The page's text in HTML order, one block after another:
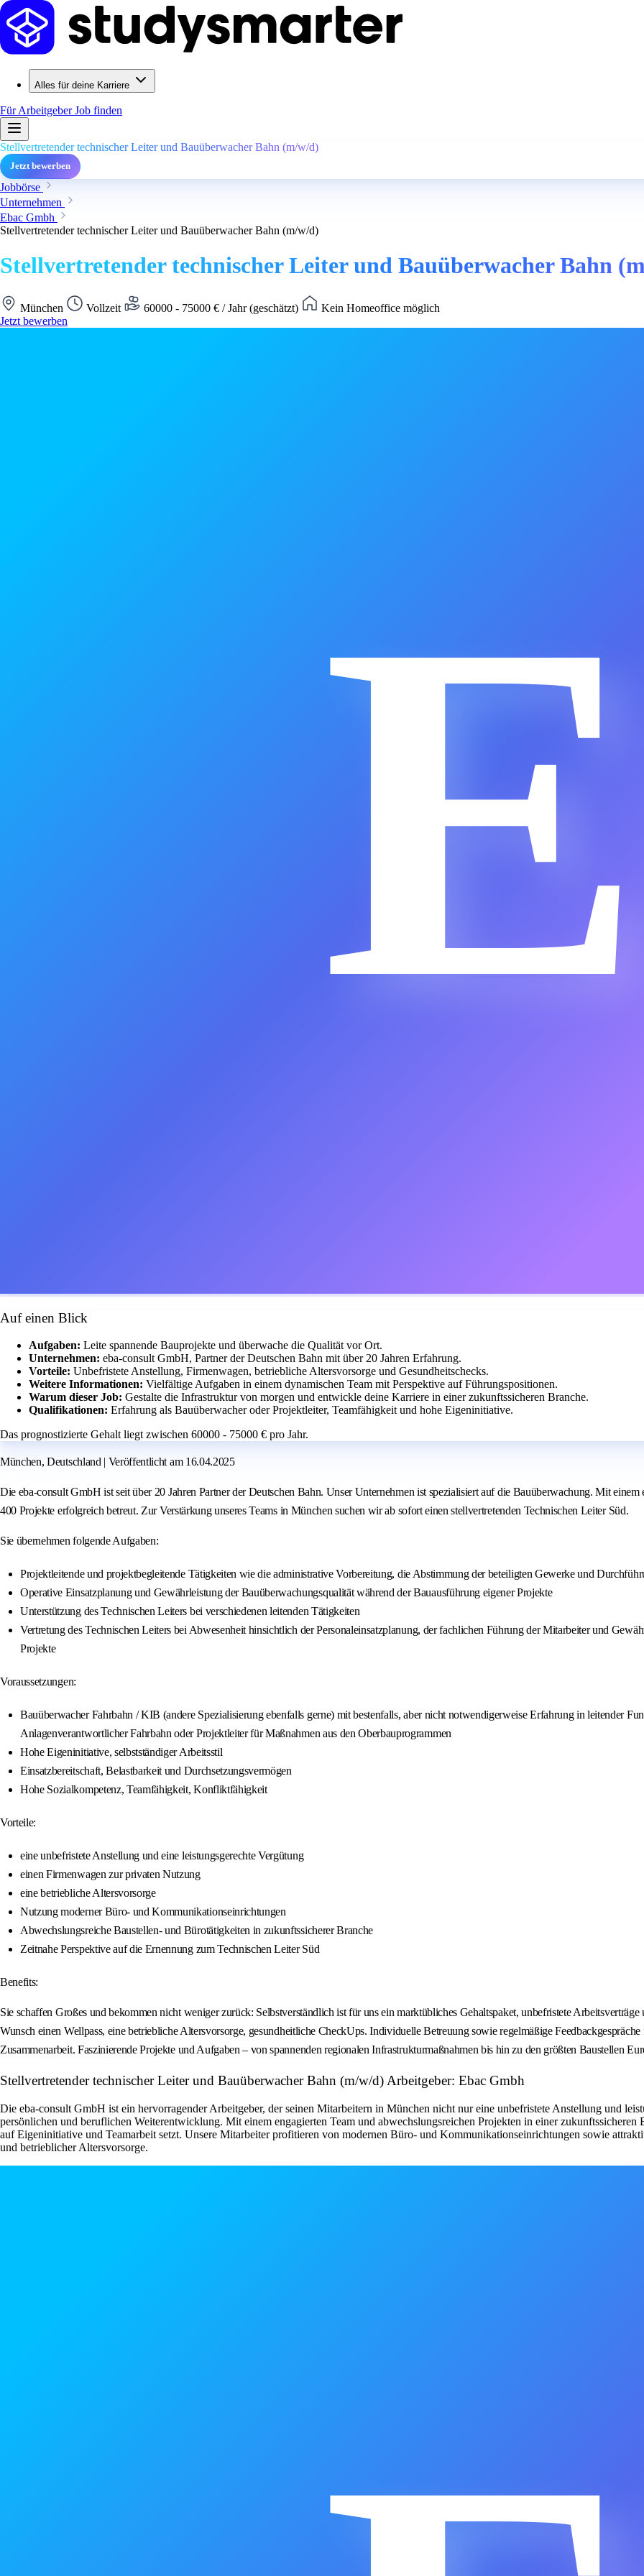
Alles für deine Karriere
Für ArbeitgeberJob finden
Stellvertretender technischer Leiter und Bauüberwacher Bahn (m/w/d)
Jetzt bewerben
Jobbörse
Unternehmen
Ebac Gmbh
Stellvertretender technischer Leiter und Bauüberwacher Bahn (m/w/d)
Stellvertretender technischer Leiter und Bauüberwacher Bahn
München Vollzeit 60000 - 75000 € / Jahr (geschätzt)
Kein Homeoffice möglich
Jetzt bewerben
E
Auf einen Blick
Aufgaben: Leite spannende Bauprojekte und überwache die Qualität vor Ort.
Unternehmen: eba-consult GmbH, Partner der Deutschen Bahn mit über 20 Jahren Erfahrung.
Vorteile: Unbefristete Anstellung, Firmenwagen, betriebliche Altersvorsorge und Gesundheitschecks.
Weitere Informationen: Vielfältige Aufgaben in einem dynamischen Team mit Perspektive auf Führungspositionen.
Warum dieser Job: Gestalte die Infrastruktur von morgen und entwickle deine Karriere in einer zukunftssicheren Branche.
Qualifikationen: Erfahrung als Bauüberwacher oder Projektleiter, Teamfähigkeit und hohe Eigeninitiative.
Das prognostizierte Gehalt liegt zwischen 60000 - 75000 € pro Jahr.
München, Deutschland | Veröffentlicht am 16.04.2025
Die eba-consult GmbH ist seit über 20 Jahren Partner der Deutschen Bahn. Unser Unternehmen ist spezialisiert auf die Bauüberwachung. Mit
400 Projekte erfolgreich betreut. Zur Verstärkung unseres Teams in München suchen wir ab sofort einen stellvertretenden Technischen Leiter Süd.
Sie übernehmen folgende Aufgaben:
Projektleitende und projektbegleitende Tätigkeiten wie die administrative Vorbereitung, die Abstimmung der beteiligten Gewerke und
Operative Einsatzplanung und Gewährleistung der Bauüberwachungsqualität während der Bauausführung eigener Projekte
Unterstützung des Technischen Leiters bei verschiedenen leitenden Tätigkeiten
Vertretung des Technischen Leiters bei Abwesenheit hinsichtlich der Personaleinsatzplanung, der fachlichen Führung der Mitarbeiter und
Projekte
Voraussetzungen:
Bauüberwacher Fahrbahn / KIB (andere Spezialisierung ebenfalls gerne) mit bestenfalls, aber nicht notwendigerweise Erfahrung in leitender
Anlagenverantwortlicher Fahrbahn oder Projektleiter für Maßnahmen aus den Oberbauprogrammen
Hohe Eigeninitiative, selbstständiger Arbeitsstil
Einsatzbereitschaft, Belastbarkeit und Durchsetzungsvermögen
Hohe Sozialkompetenz, Teamfähigkeit, Konfliktfähigkeit
Vorteile:
eine unbefristete Anstellung und eine leistungsgerechte Vergütung
einen Firmenwagen zur privaten Nutzung
eine betriebliche Altersvorsorge
Nutzung moderner Büro- und Kommunikationseinrichtungen
Abwechslungsreiche Baustellen- und Bürotätigkeiten in zukunftssicherer Branche
Zeitnahe Perspektive auf die Ernennung zum Technischen Leiter Süd
Benefits:
Sie schaffen Großes und bekommen nicht weniger zurück: Selbstverständlich ist für uns ein marktübliches Gehaltspaket, unbefristete
Wunsch einen Wellpass, eine betriebliche Altersvorsorge, gesundheitliche CheckUps. Individuelle Betreuung sowie regelmäßige
Zusammenarbeit. Faszinierende Projekte und Aufgaben – von spannenden regionalen Infrastrukturmaßnahmen bis hin zu den größten Baustellen
Stellvertretender technischer Leiter und Bauüberwacher Bahn (m/w/d) Arbeitgeber: Ebac Gmbh
Die eba-consult GmbH ist ein hervorragender Arbeitgeber, der seinen Mitarbeitern in München nicht nur eine unbefristete Anstellung und
persönlichen und beruflichen Weiterentwicklung. Mit einem engagierten Team und abwechslungsreichen Projekten in einer
auf Eigeninitiative und Teamarbeit setzt. Unsere Mitarbeiter profitieren von modernen Büro- und Kommunikationseinrichtungen sowie
und betrieblicher Altersvorsorge.